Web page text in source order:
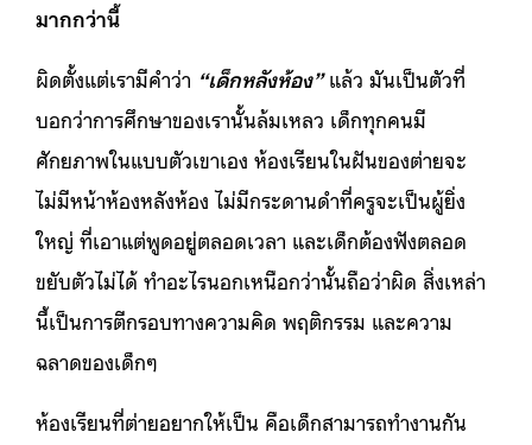
มากกว่านี้
ผิดตั้งแต่เรามีคำว่า “เด็กหลังห้อง”แล้ว มันเป็นตัวที่
บอกว่าการศึกษาของเรานั้นล้มเหลว เด็กทุกคนมี
ศักยภาพในแบบตัวเขาเอง ห้องเรียนในฝันของต่ายจะ
ไม่มีหน้าห้องหลังห้อง ไม่มีกระดานดำที่ครูจะเป็นผู้ยิ่ง
ใหญ่ ที่เอาแต่พูดอยู่ตลอดเวลา และเด็กต้องฟังตลอด
ขยับตัวไม่ได้ ทำอะไรนอกเหนือกว่านั้นถือว่าผิด สิ่งเหล่า
นี้เป็นการตีกรอบทางความคิด พฤติกรรม และความ
ฉลาดของเด็กๆ
ห้องเรียนที่ต่ายอยากให้เป็น คือเด็กสามารถทำงานกัน